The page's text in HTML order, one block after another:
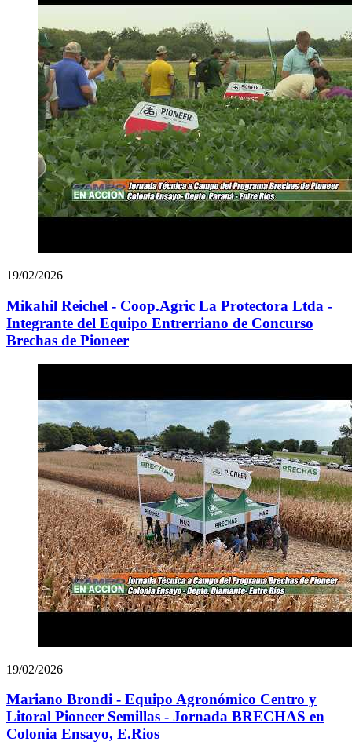
19/02/2026
Mikahil Reichel - Coop.Agric La Protectora Ltda -
Integrante del Equipo Entrerriano de Concurso
Brechas de Pioneer
19/02/2026
Mariano Brondi - Equipo Agronómico Centro y
Litoral Pioneer Semillas - Jornada BRECHAS en
Colonia Ensayo, E.Rios